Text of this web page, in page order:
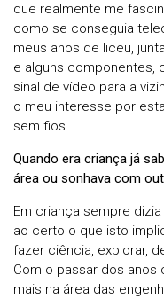
que realmente me
como se conseguia
meus anos de liceu,
e alguns componentes,
sinal de vídeo para a
o meu interesse por
sem fios.
Quando era criança já
área ou sonhava com
Em criança sempre
ao certo o que isto
fazer ciência, explorar,
Com o passar dos anos
mais na área das